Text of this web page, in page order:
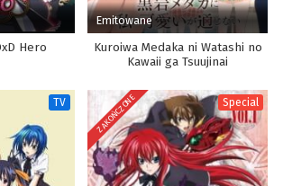
Hero
Emitowane
Kuroiwa Medaka ni Watashi no
Kawaii ga Tsuujinai
TV ZAKOŃCZONE Special